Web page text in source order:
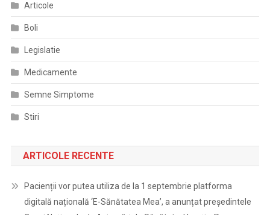
Articole
Boli
Legislatie
Medicamente
Semne Simptome
Stiri
ARTICOLE RECENTE
Pacienții vor putea utiliza de la 1 septembrie platforma
digitală națională ‘E-Sănătatea Mea’, a anunțat președintele